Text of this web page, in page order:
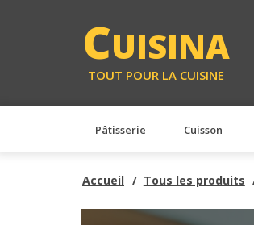
CUISINA
TOUT POUR LA CUISINE
Pâtisserie Cuisson
Accueil Tous les produits